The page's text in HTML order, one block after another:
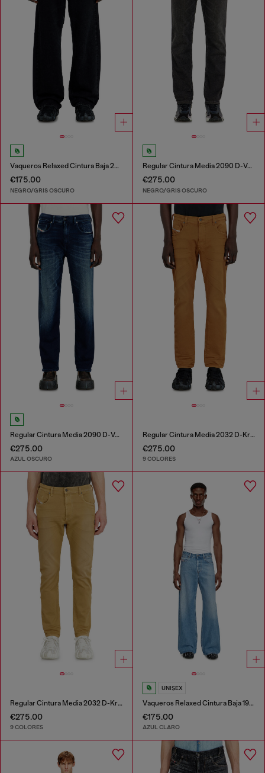
Vaqueros Relaxed Cintura Baja 2001 D-Macro
€175.00
NEGRO/GRIS OSCURO
Regular Cintura Media 2090 D-Veekley Joggjeans®
€275.00
NEGRO/GRIS OSCURO
Regular Cintura Media 2090 D-Veekley Joggjeans®
€275.00
AZUL OSCURO
Regular Cintura Media 2032 D-Krooley-BW Joggjeans®
€275.00
9 COLORES
Regular Cintura Media 2032 D-Krooley-BW Joggjeans®
€275.00
9 COLORES
UNISEX
Vaqueros Relaxed Cintura Baja 1996 D-Sire
€175.00
AZUL CLARO